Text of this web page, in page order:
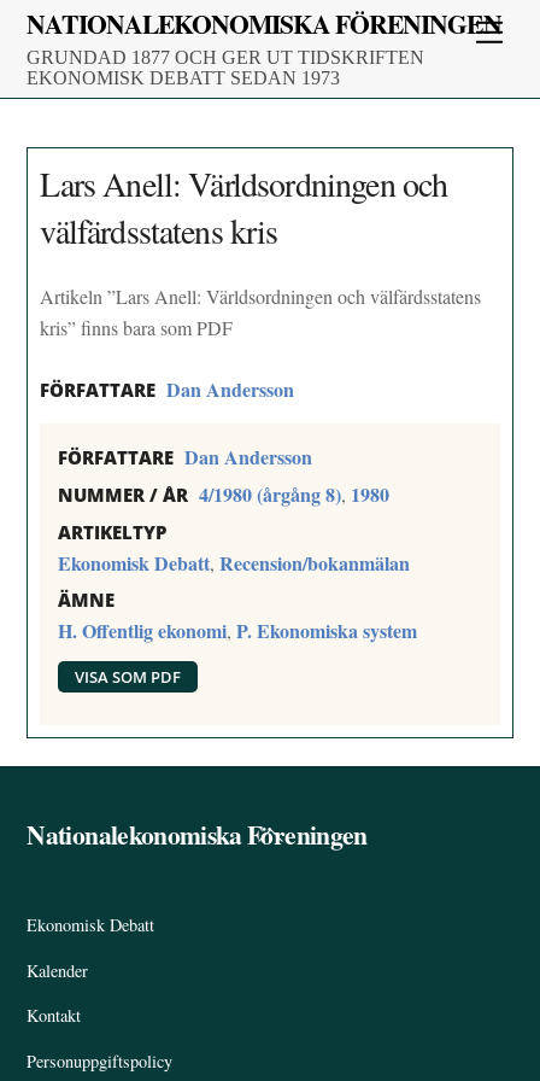
Skip
content
NATIONALEKONOMISKA FÖRENINGEN
GRUNDAD 1877 OCH GER UT TIDSKRIFTEN
EKONOMISK DEBATT SEDAN 1973
Lars Anell: Världsordningen och
välfärdsstatens kris
Artikeln ”Lars Anell: Världsordningen och välfärdsstatens
kris” finns bara som PDF
FÖRFATTARE Dan Andersson
FÖRFATTARE Dan Andersson
NUMMER / ÅR 4/1980 (årgång 8), 1980
ARTIKELTYP
Ekonomisk Debatt,Recension/bokanmälan
ÄMNE
H. Offentlig ekonomi,P. Ekonomiska system
VISA SOM PDF
Back
Nationalekonomiska Föreningen
Ekonomisk Debatt
Kalender
Kontakt
Personuppgiftspolicy